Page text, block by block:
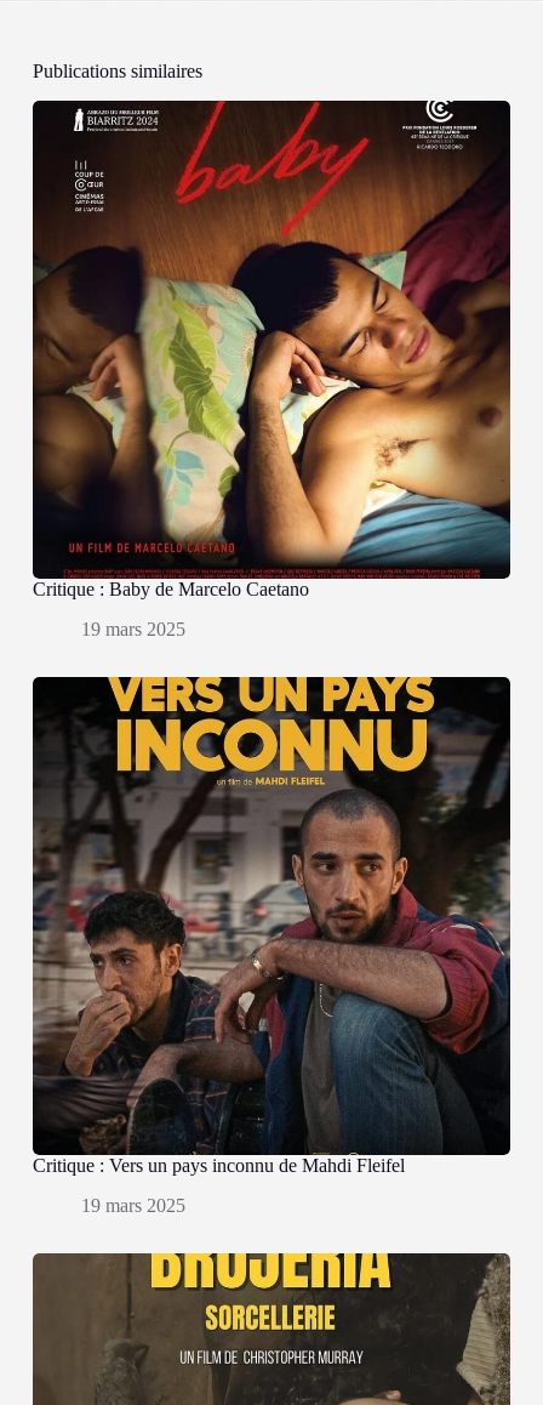
Publications similaires
Critique : Baby de Marcelo Caetano
19 mars 2025
Critique : Vers un pays inconnu de Mahdi Fleifel
19 mars 2025